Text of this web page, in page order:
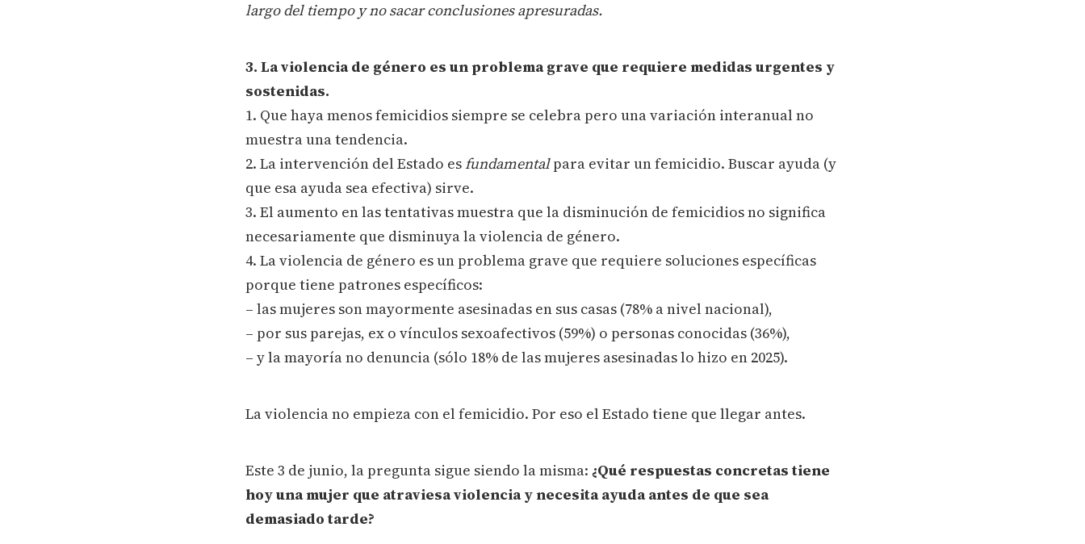
largo del tiempo y no sacar conclusiones apresuradas.
3. La violencia de género es un problema grave que requiere medidas urgentes y
sostenidas.
1. Que haya menos femicidios siempre se celebra pero una variación interanual no
muestra una tendencia.
2. La intervención del Estado esfundamentalpara evitar un femicidio. Buscar ayuda (y
que esa ayuda sea efectiva) sirve.
3. El aumento en las tentativas muestra que la disminución de femicidios no significa
necesariamente que disminuya la violencia de género.
4. La violencia de género es un problema grave que requiere soluciones específicas
porque tiene patrones específicos:
– las mujeres son mayormente asesinadas en sus casas (78% a nivel nacional),
– por sus parejas, ex o vínculos sexoafectivos (59%) o personas conocidas (36%),
– y la mayoría no denuncia (sólo 18% de las mujeres asesinadas lo hizo en 2025).
La violencia no empieza con el femicidio. Por eso el Estado tiene que llegar antes.
Este 3 de junio, la pregunta sigue siendo la misma: ¿Qué respuestas concretas tiene
hoy una mujer que atraviesa violencia y necesita ayuda antes de que sea
demasiado tarde?